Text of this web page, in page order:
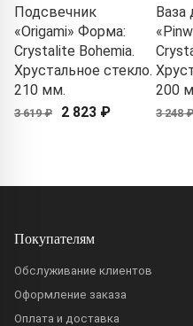
Подсвечник
«Origami» Форма:
Crystalite Bohemia.
Хрустальное стекло.
210 мм.
3 619 ₽ 2 823 ₽
Ваза
200
3 248 ₽
Покупателям
Обслуживание клиентов
Оформление заказа
Оплата и доставка